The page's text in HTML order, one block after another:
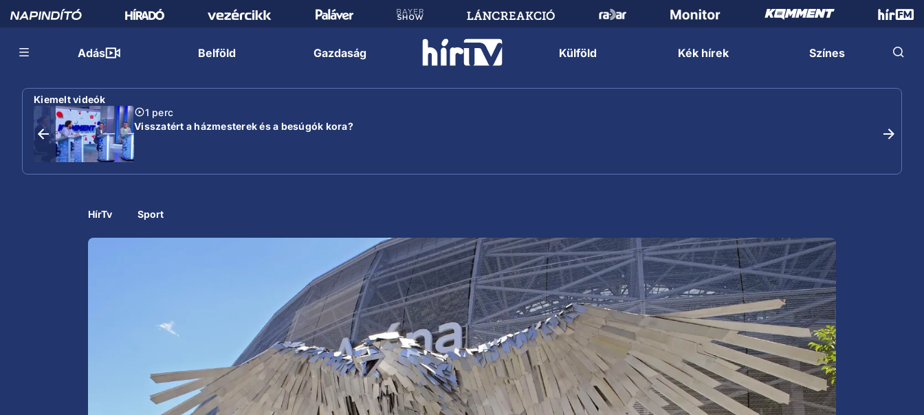
Adás Belföld Gazdaság Külföld Kék hírek Színes
Kiemelt videók
1 perc
Visszatért a házmesterek és a besúgók kora?
HírTv Sport